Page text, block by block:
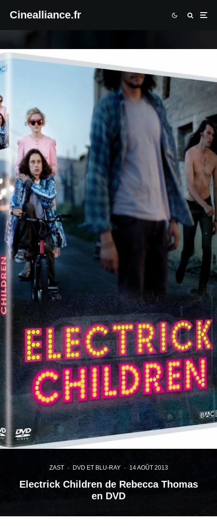
Cinealliance.fr
ZAST · DVD ET BLU-RAY · 14 AOÛT 2013
Electrick Children de Rebecca Thomas
en DVD